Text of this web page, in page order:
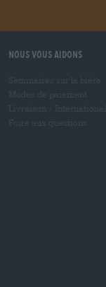
Nous vous aidons